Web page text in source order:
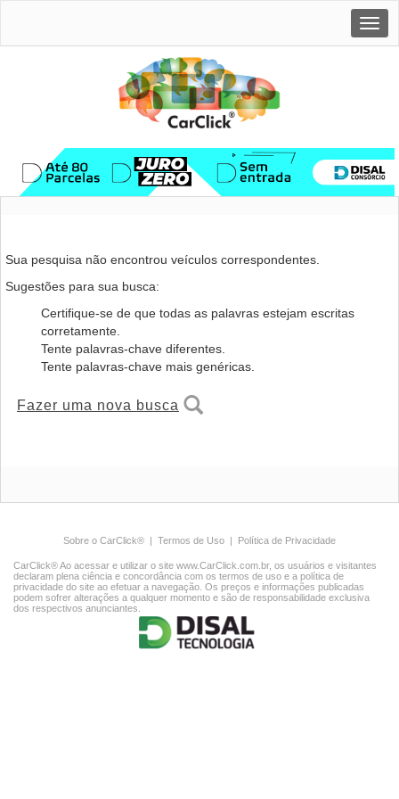
Sua pesquisa não encontrou veículos correspondentes.
Sugestões para sua busca:
Certifique-se de que todas as palavras estejam escritas
corretamente.
Tente palavras-chave diferentes.
Tente palavras-chave mais genéricas.
Fazer uma nova busca
Sobre o CarClick® | Termos de Uso | Política de Privacidade
CarClick® Ao acessar e utilizar o site www.CarClick.com.br, os usuários e visitantes
declaram plena ciência e concordância com os termos de uso e a política de
privacidade do site ao efetuar a navegação. Os preços e informações publicadas
podem sofrer alterações a qualquer momento e são de responsabilidade exclusiva
dos respectivos anunciantes.